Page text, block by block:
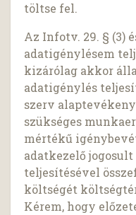
töltse fel.
Az Infotv. 29. § (3)
adatigénylésem
kizárólag akkor
adatigénylés
szerv
szükséges
mértékű
adatkezelő
teljesítésével
költségét
Kérem, hogy